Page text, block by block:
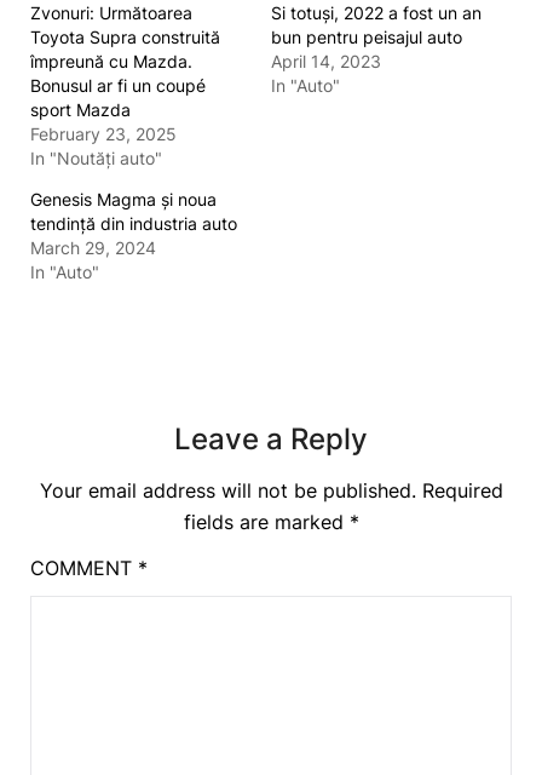
Zvonuri: Următoarea
Toyota Supra construită
împreună cu Mazda.
Bonusul ar fi un coupé
sport Mazda
February 23, 2025
In "Noutăți auto"
Si totuși, 2022 a fost un an
bun pentru peisajul auto
April 14, 2023
In "Auto"
Genesis Magma și noua
tendință din industria auto
March 29, 2024
In "Auto"
Leave a Reply
Your email address will not be published. Required
fields are marked *
COMMENT *